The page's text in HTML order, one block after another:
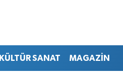
KÜLTÜR SANAT MAGAZİN